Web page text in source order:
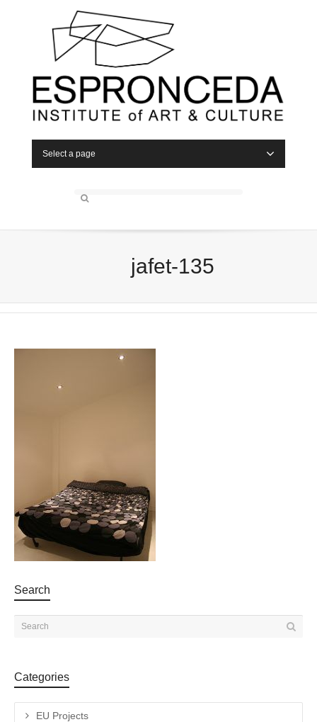
Select a page
jafet-135
Search
Categories
EU Projects